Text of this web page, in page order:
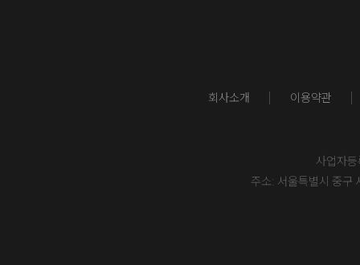
회사소개 이용약관
사업자
주소: 서울특별시 중구